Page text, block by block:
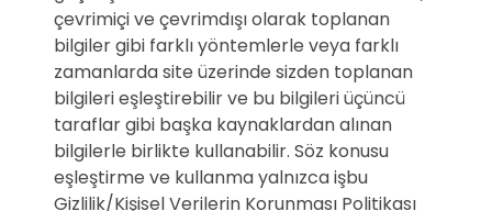
çevrimiçi ve çevrimdışı olarak toplanan
bilgiler gibi farklı yöntemlerle veya farklı
zamanlarda site üzerinde sizden toplanan
bilgileri eşleştirebilir ve bu bilgileri üçüncü
taraflar gibi başka kaynaklardan alınan
bilgilerle birlikte kullanabilir. Söz konusu
eşleştirme ve kullanma yalnızca işbu
Gizlilik/Kişisel Verilerin Korunması Politikası